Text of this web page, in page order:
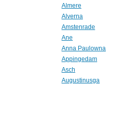
Almere
Alverna
Amstenrade
Ane
Anna Paulowna
Appingedam
Asch
Augustinusga